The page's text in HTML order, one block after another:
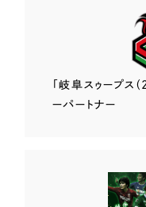
「岐阜スゥープス
ーパートナー